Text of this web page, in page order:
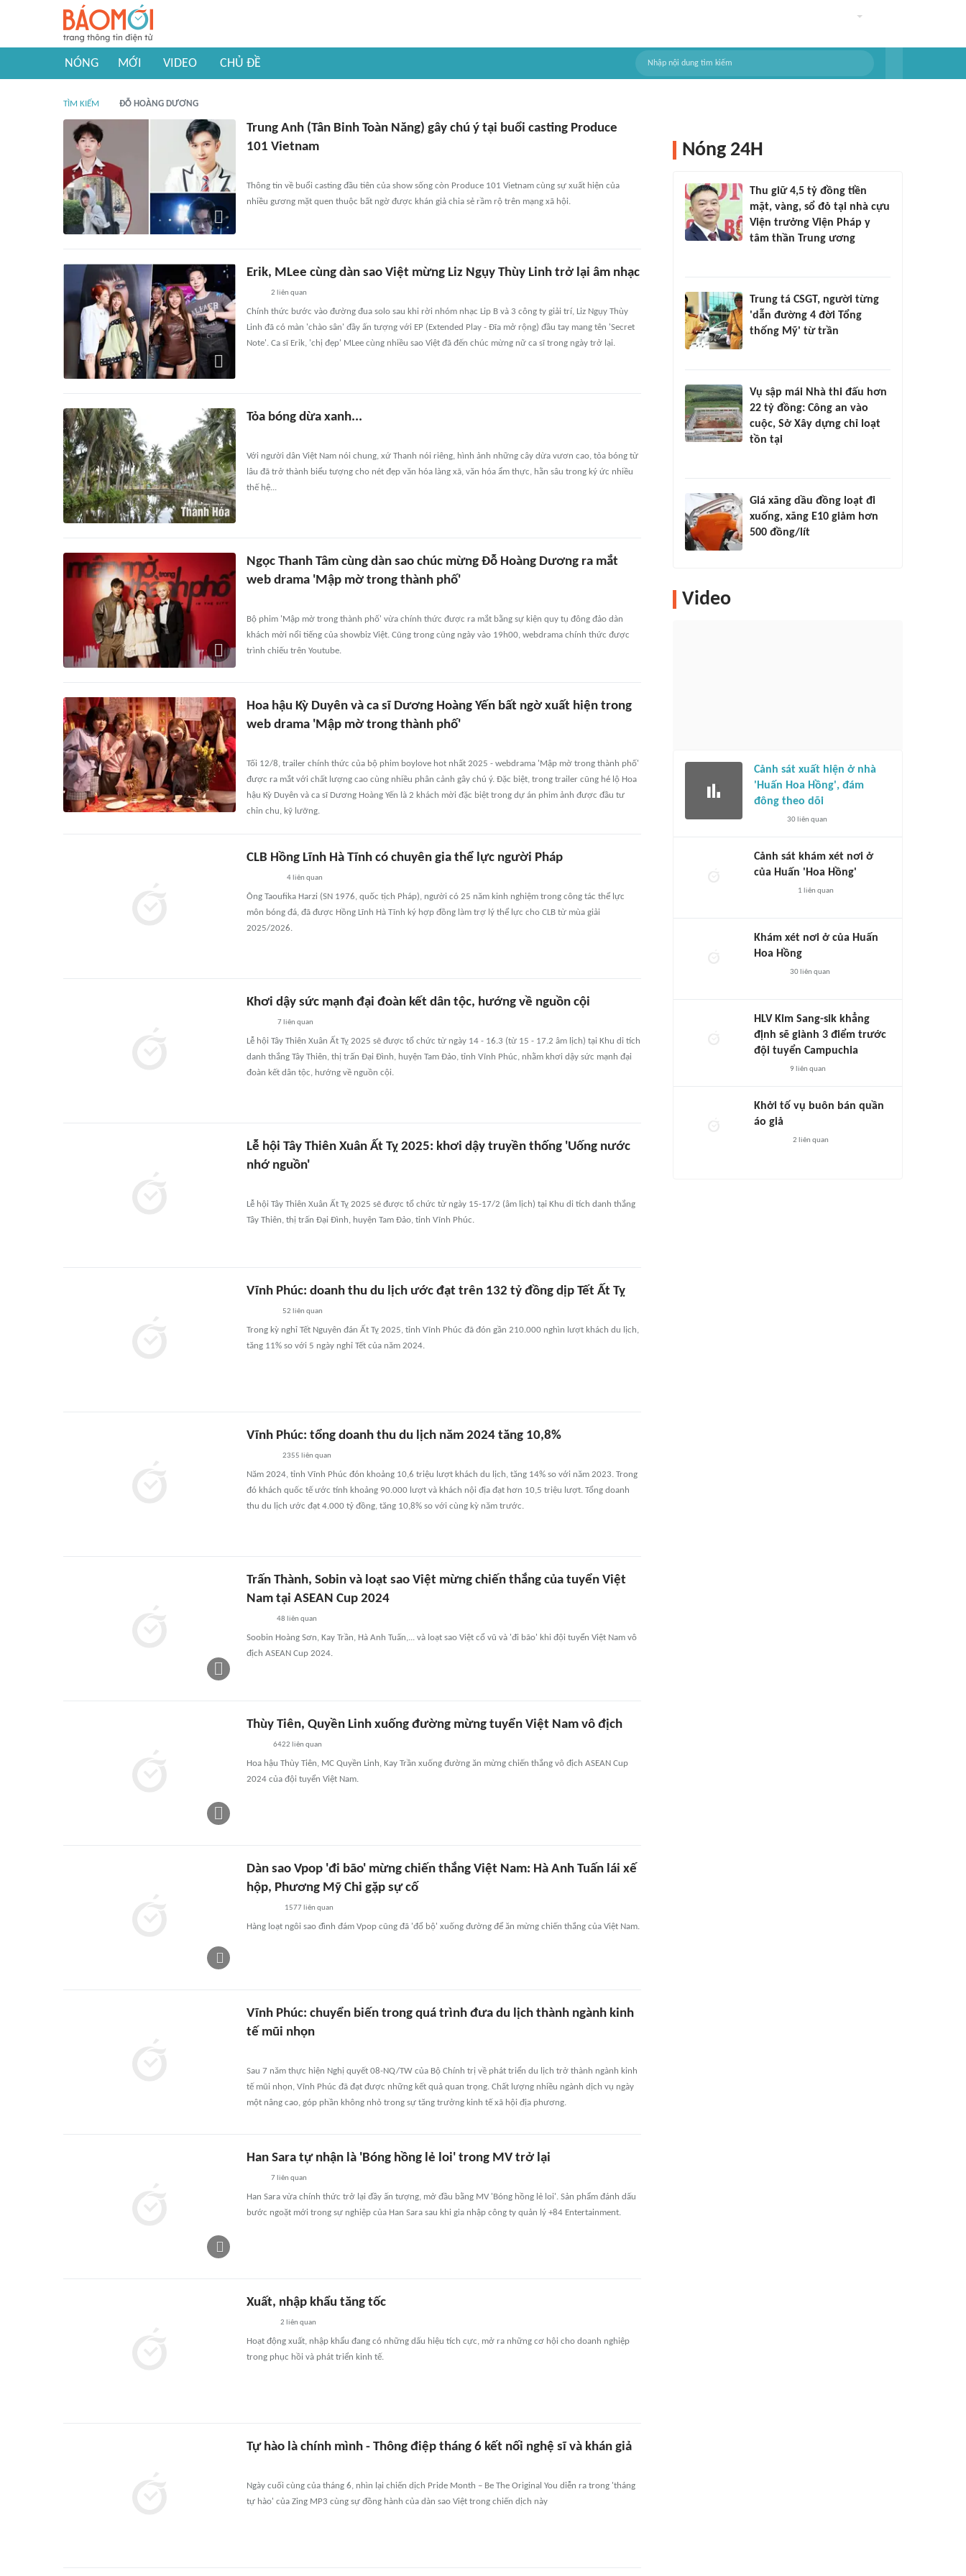
NÓNG MỚI VIDEO CHỦ ĐỀ
TÌM KIẾM ĐỖ HOÀNG DƯƠNG
Trung Anh (Tân Binh Toàn Năng) gây chú ý tại buổi casting Produce
101 Vietnam
Thông tin về buổi casting đầu tiên của show sống còn Produce 101 Vietnam cùng sự xuất hiện của
nhiều gương mặt quen thuộc bất ngờ được khán giả chia sẻ rầm rộ trên mạng xã hội.
Erik, MLee cùng dàn sao Việt mừng Liz Ngụy Thùy Linh trở lại âm nhạc
2 liên quan
Chính thức bước vào đường đua solo sau khi rời nhóm nhạc Lip B và 3 công ty giải trí, Liz Ngụy Thùy
Linh đã có màn 'chào sân' đầy ấn tượng với EP (Extended Play - Đĩa mở rộng) đầu tay mang tên 'Secret
Note'. Ca sĩ Erik, 'chị đẹp' MLee cùng nhiều sao Việt đã đến chúc mừng nữ ca sĩ trong ngày trở lại.
Tỏa bóng dừa xanh...
Với người dân Việt Nam nói chung, xứ Thanh nói riêng, hình ảnh những cây dừa vươn cao, tỏa bóng từ
lâu đã trở thành biểu tượng cho nét đẹp văn hóa làng xã, văn hóa ẩm thực, hằn sâu trong ký ức nhiều
thế hệ...
Ngọc Thanh Tâm cùng dàn sao chúc mừng Đỗ Hoàng Dương ra mắt
web drama 'Mập mờ trong thành phố'
Bộ phim 'Mập mờ trong thành phố' vừa chính thức được ra mắt bằng sự kiện quy tụ đông đảo dàn
khách mời nổi tiếng của showbiz Việt. Cũng trong cùng ngày vào 19h00, webdrama chính thức được
trình chiếu trên Youtube.
Hoa hậu Kỳ Duyên và ca sĩ Dương Hoàng Yến bất ngờ xuất hiện trong
web drama 'Mập mờ trong thành phố'
Tối 12/8, trailer chính thức của bộ phim boylove hot nhất 2025 - webdrama 'Mập mờ trong thành phố'
được ra mắt với chất lượng cao cùng nhiều phân cảnh gây chú ý. Đặc biệt, trong trailer cũng hé lộ Hoa
hậu Kỳ Duyên và ca sĩ Dương Hoàng Yến là 2 khách mời đặc biệt trong dự án phim ảnh được đầu tư
chỉn chu, kỹ lưỡng.
CLB Hồng Lĩnh Hà Tĩnh có chuyên gia thể lực người Pháp
4liên quan
Ông Taoufika Harzi (SN 1976, quốc tịch Pháp), người có 25 năm kinh nghiệm trong công tác thể lực
môn bóng đá, đã được Hồng Lĩnh Hà Tĩnh ký hợp đồng làm trợ lý thể lực cho CLB từ mùa giải
2025/2026.
Khơi dậy sức mạnh đại đoàn kết dân tộc, hướng về nguồn cội
7liên quan
Lễ hội Tây Thiên Xuân Ất Tỵ 2025 sẽ được tổ chức từ ngày 14 - 16.3 (từ 15 - 17.2 âm lịch) tại Khu di tích
danh thắng Tây Thiên, thị trấn Đại Đình, huyện Tam Đảo, tỉnh Vĩnh Phúc, nhằm khơi dậy sức mạnh đại
đoàn kết dân tộc, hướng về nguồn cội.
Lễ hội Tây Thiên Xuân Ất Tỵ 2025: khơi dậy truyền thống 'Uống nước
nhớ nguồn'
Lễ hội Tây Thiên Xuân Ất Tỵ 2025 sẽ được tổ chức từ ngày 15-17/2 (âm lịch) tại Khu di tích danh thắng
Tây Thiên, thị trấn Đại Đình, huyện Tam Đảo, tỉnh Vĩnh Phúc.
Vĩnh Phúc: doanh thu du lịch ước đạt trên 132 tỷ đồng dịp Tết Ất Tỵ
52 liên quan
Trong kỳ nghỉ Tết Nguyên đán Ất Tỵ 2025, tỉnh Vĩnh Phúc đã đón gần 210.000 nghìn lượt khách du lịch,
tăng 11% so với 5 ngày nghỉ Tết của năm 2024.
Vĩnh Phúc: tổng doanh thu du lịch năm 2024 tăng 10,8%
2355 liên quan
Năm 2024, tỉnh Vĩnh Phúc đón khoảng 10,6 triệu lượt khách du lịch, tăng 14% so với năm 2023. Trong
đó khách quốc tế ước tính khoảng 90.000 lượt và khách nội địa đạt hơn 10,5 triệu lượt. Tổng doanh
thu du lịch ước đạt 4.000 tỷ đồng, tăng 10,8% so với cùng kỳ năm trước.
Trấn Thành, Sobin và loạt sao Việt mừng chiến thắng của tuyển Việt
Nam tại ASEAN Cup 2024
48 liên quan
Soobin Hoàng Sơn, Kay Trần, Hà Anh Tuấn,... và loạt sao Việt cổ vũ và 'đi bão' khi đội tuyển Việt Nam vô
địch ASEAN Cup 2024.
Thùy Tiên, Quyền Linh xuống đường mừng tuyển Việt Nam vô địch
6422 liên quan
Hoa hậu Thùy Tiên, MC Quyền Linh, Kay Trần xuống đường ăn mừng chiến thắng vô địch ASEAN Cup
2024 của đội tuyển Việt Nam.
Dàn sao Vpop 'đi bão' mừng chiến thắng Việt Nam: Hà Anh Tuấn lái xế
hộp, Phương Mỹ Chi gặp sự cố
1577liên quan
Hàng loạt ngôi sao đình đám Vpop cũng đã 'đổ bộ' xuống đường để ăn mừng chiến thắng của Việt Nam.
Vĩnh Phúc: chuyển biến trong quá trình đưa du lịch thành ngành kinh
tế mũi nhọn
Sau 7 năm thực hiện Nghị quyết 08-NQ/TW của Bộ Chính trị về phát triển du lịch trở thành ngành kinh
tế mũi nhọn, Vĩnh Phúc đã đạt được những kết quả quan trọng. Chất lượng nhiều ngành dịch vụ ngày
một nâng cao, góp phần không nhỏ trong sự tăng trưởng kinh tế xã hội địa phương.
Han Sara tự nhận là 'Bóng hồng lẻ loi' trong MV trở lại
7liên quan
Han Sara vừa chính thức trở lại đầy ấn tượng, mở đầu bằng MV 'Bóng hồng lẻ loi'. Sản phẩm đánh dấu
bước ngoặt mới trong sự nghiệp của Han Sara sau khi gia nhập công ty quản lý +84 Entertainment.
Xuất, nhập khẩu tăng tốc
2 liên quan
Hoạt động xuất, nhập khẩu đang có những dấu hiệu tích cực, mở ra những cơ hội cho doanh nghiệp
trong phục hồi và phát triển kinh tế.
Tự hào là chính mình - Thông điệp tháng 6 kết nối nghệ sĩ và khán giả
Ngày cuối cùng của tháng 6, nhìn lại chiến dịch Pride Month – Be The Original You diễn ra trong 'tháng
tự hào' của Zing MP3 cùng sự đồng hành của dàn sao Việt trong chiến dịch này
Nóng 24H
Thu giữ 4,5 tỷ đồng tiền
mặt, vàng, sổ đỏ tại nhà cựu
Viện trưởng Viện Pháp y
tâm thần Trung ương
Trung tá CSGT, người từng
'dẫn đường 4 đời Tổng
thống Mỹ' từ trần
Vụ sập mái Nhà thi đấu hơn
22 tỷ đồng: Công an vào
cuộc, Sở Xây dựng chỉ loạt
tồn tại
Giá xăng dầu đồng loạt đi
xuống, xăng E10 giảm hơn
500 đồng/lít
Video
Cảnh sát xuất hiện ở nhà
'Huấn Hoa Hồng', đám
đông theo dõi
30liên quan
Cảnh sát khám xét nơi ở
của Huấn 'Hoa Hồng'
1 liên quan
Khám xét nơi ở của Huấn
Hoa Hồng
30liên quan
HLV Kim Sang-sik khẳng
định sẽ giành 3 điểm trước
đội tuyển Campuchia
9 liên quan
Khởi tố vụ buôn bán quần
áo giả
2 liên quan